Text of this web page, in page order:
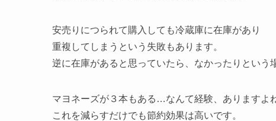
安売りにつられて購入しても冷蔵庫に在庫があり
重複してしまうという失敗もあります。
逆に在庫があると思っていたら、なかったりという
マヨネーズが３本もある…なんて経験、ありますよ
これを減らすだけでも節約効果は高いです。